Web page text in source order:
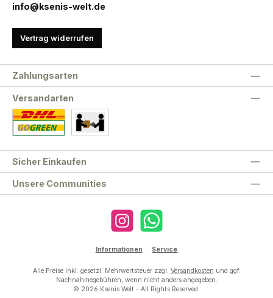
info@ksenis-welt.de
Vertrag widerrufen
Unsere Communities
Zahlungsarten
Versandarten
Sicher Einkaufen
Instagram WhatsApp
Informationen Service
Alle Preise inkl. gesetzl. Mehrwertsteuer zzgl. Versandkosten und ggf.
Nachnahmegebühren, wenn nicht anders angegeben.
© 2026 Ksenis Welt - All Rights Reserved.